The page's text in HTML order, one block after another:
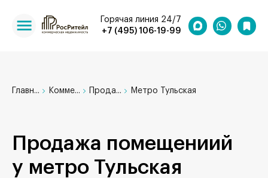
+7 (495) 106-19-99
Горячая линия 24/7
Главн... Комме... Прода... Метро Тульская
Продажа помещениий
у метро Тульская